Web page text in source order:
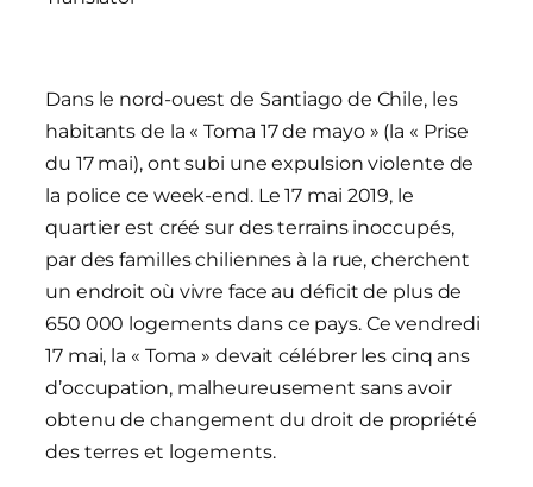
Dans le nord-ouest de Santiago de Chile, les
habitants de la « Toma 17 de mayo » (la « Prise
du 17 mai), ont subi une expulsion violente de
la police ce week-end. Le 17 mai 2019, le
quartier est créé sur des terrains inoccupés,
par des familles chiliennes à la rue, cherchent
un endroit où vivre face au déficit de plus de
650 000 logements dans ce pays. Ce vendredi
17 mai, la « Toma » devait célébrer les cinq ans
d’occupation, malheureusement sans avoir
obtenu de changement du droit de propriété
des terres et logements.